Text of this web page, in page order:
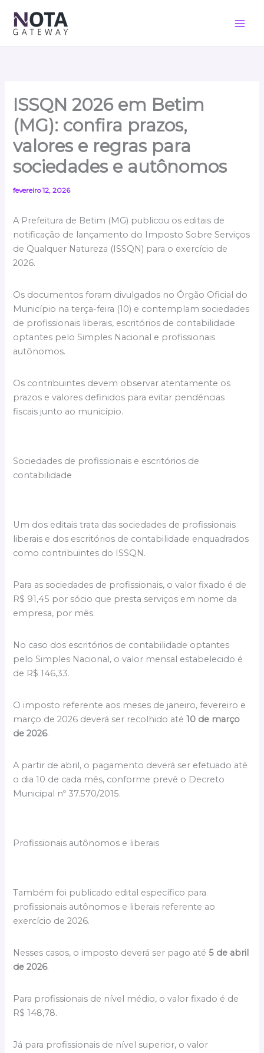
para
conteúdo
ISSQN 2026 em Betim
(MG): confira prazos,
valores e regras para
sociedades e autônomos
fevereiro 12, 2026
A Prefeitura de Betim (MG) publicou os editais de
notificação de lançamento do Imposto Sobre Serviços
de Qualquer Natureza (ISSQN) para o exercício de
2026.
Os documentos foram divulgados no Órgão Oficial do
Município na terça-feira (10) e contemplam sociedades
de profissionais liberais, escritórios de contabilidade
optantes pelo Simples Nacional e profissionais
autônomos.
Os contribuintes devem observar atentamente os
prazos e valores definidos para evitar pendências
fiscais junto ao município.
Sociedades de profissionais e escritórios de
contabilidade
Um dos editais trata das sociedades de profissionais
liberais e dos escritórios de contabilidade enquadrados
como contribuintes do ISSQN.
Para as sociedades de profissionais, o valor fixado é de
R$ 91,45 por sócio que presta serviços em nome da
empresa, por mês.
No caso dos escritórios de contabilidade optantes
pelo Simples Nacional, o valor mensal estabelecido é
de R$ 146,33.
O imposto referente aos meses de janeiro, fevereiro e
março de 2026 deverá ser recolhido até10 de março
de 2026.
A partir de abril, o pagamento deverá ser efetuado até
o dia 10 de cada mês, conforme prevê o Decreto
Municipal nº 37.570/2015.
Profissionais autônomos e liberais
Também foi publicado edital específico para
profissionais autônomos e liberais referente ao
exercício de 2026.
Nesses casos, o imposto deverá ser pago até5 de abril
de 2026.
Para profissionais de nível médio, o valor fixado é de
R$ 148,78.
Já para profissionais de nível superior, o valor